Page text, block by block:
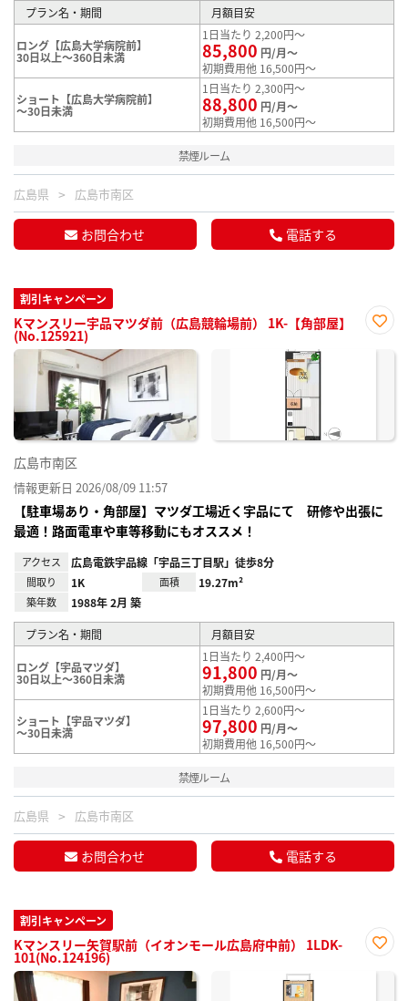
プラン名・期間 月額目安
ロング【広島大学病院前】
30日以上～360日未満
1日当たり 2,200円～
85,800 円/月～
初期費用他 16,500円～
ショート【広島大学病院前】
～30日未満
1日当たり 2,300円～
88,800 円/月～
初期費用他 16,500円～
禁煙ルーム
広島県 広島市南区
お問合わせ 電話する
割引キャンペーン
Kマンスリー宇品マツダ前（広島競輪場前） 1K-【角部屋】
(No.125921)
に入
広島市南区
情報更新日 2026/08/09 11:57
【駐車場あり・角部屋】マツダ工場近く宇品にて 研修や出張に
最適！路面電車や車等移動にもオススメ！
アクセス 広島電鉄宇品線「宇品三丁目駅」徒歩8分
間取り 1K 面積 19.27m²
築年数 1988年 2月 築
プラン名・期間 月額目安
ロング【宇品マツダ】
30日以上～360日未満
1日当たり 2,400円～
91,800 円/月～
初期費用他 16,500円～
ショート【宇品マツダ】
～30日未満
1日当たり 2,600円～
97,800 円/月～
初期費用他 16,500円～
禁煙ルーム
広島県 広島市南区
お問合わせ 電話する
割引キャンペーン
Kマンスリー矢賀駅前（イオンモール広島府中前） 1LDK-
101(No.124196)
に入